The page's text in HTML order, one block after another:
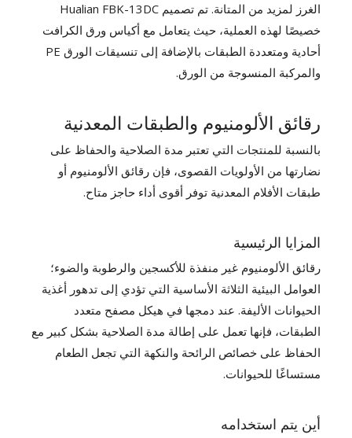
الغرز لمزيد من المتانة. تم تصميم Hualian FBK-13DC
خصيصًا لهذه العملية، حيث يتعامل مع أكياس ورق الكرافت
أحادية ومتعددة الطبقات بالإضافة إلى تنسيقات الورق PE
والمركبة المنسوجة من الورق.
رقائق الألومنيوم والطبقات المعدنية
بالنسبة للمنتجات التي تعتبر مدة الصلاحية والحفاظ على
نضارتها من الأولويات القصوى، فإن رقائق الألومنيوم أو
طبقات الأفلام المعدنية توفر أقوى أداء حاجز متاح.
المزايا الرئيسية
رقائق الألومنيوم غير منفذة للأكسجين والرطوبة والضوء؛
العوامل البيئية الثلاثة الأساسية التي تؤدي إلى تدهور أغذية
الحيوانات الأليفة. عند دمجها في هيكل مصفح متعدد
الطبقات، فإنها تعمل على إطالة مدة الصلاحية بشكل كبير مع
الحفاظ على خصائص الرائحة والنكهة التي تجعل الطعام
مستساغًا للحيوانات.
أين يتم استخدامه